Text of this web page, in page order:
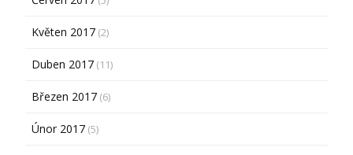
Květen 2017 (2)
Duben 2017 (11)
Březen 2017 (6)
Únor 2017 (5)